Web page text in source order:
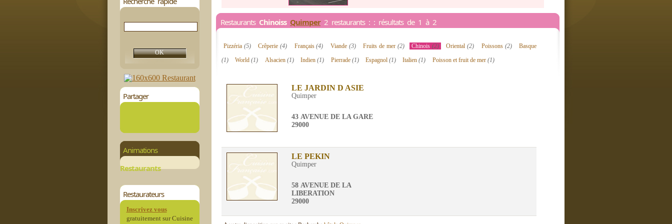
Partager
Animations
Restaurants
Restaurateurs
Inscrivez vous
gratuitement sur Cuisine
Restaurants Chinoiss Quimper2 restaurants : : résultats de 1 à 2
Pizzéria (5) Crêperie(4) Français(4) Viande (3) Fruits de mer (2) Chinois(2) Oriental(2) Poissons (2)
Basque
(1)
World(1) Alsacien (1) Indien(1) Pierrade (1) Espagnol (1) Italien(1) Poisson et fruit de mer (1)
LE JARDIN D ASIE
Quimper
43 AVENUE DE LA GARE
29000
LE PEKIN
Quimper
58 AVENUE DE LA
LIBERATION
29000